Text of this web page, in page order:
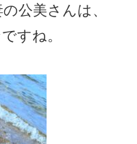
公美さんは、
すね。